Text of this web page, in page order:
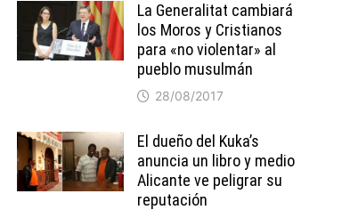
La Generalitat cambiará
los Moros y Cristianos
para «no violentar» al
pueblo musulmán
28/08/2017
El dueño del Kuka’s
anuncia un libro y medio
Alicante ve peligrar su
reputación